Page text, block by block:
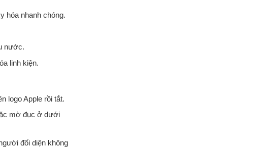
hóa nhanh chóng.
nước.
linh kiện.
logo Apple rồi tắt.
mờ đục ở dưới
đối diện không